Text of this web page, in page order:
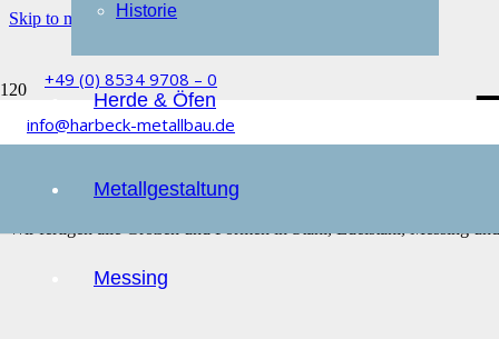
Skip to main contentSkip to footer
+49 (0) 8534 9708 – 0
info@harbeck-metallbau.de
Historie
Herde & Öfen
Metallgestaltung
Messing
Wir fertigen alle Größen und Formen in Stahl, Edelstahl, Messing